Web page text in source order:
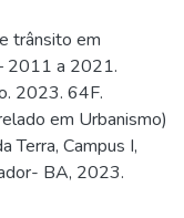
pela
de trânsito,
período de tempo
se em um
medidas de
avenidas, como
horizontal
trânsito em
2011 a 2021.
2023. 64F.
em Urbanismo)
Terra, Campus I,
BA, 2023.